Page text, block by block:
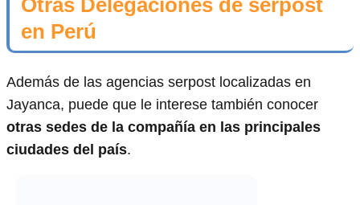
Otras Delegaciones de serpost
en Perú
Además de las agencias serpost localizadas en
Jayanca, puede que le interese también conocer
otras sedes de la compañía en las principales
ciudades del país.